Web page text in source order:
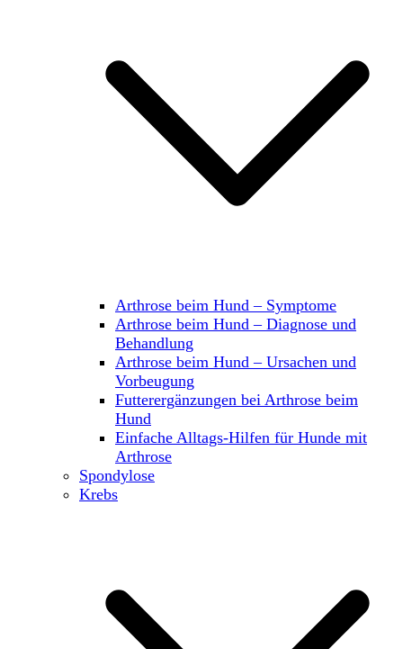
Arthrose beim Hund – Symptome
Arthrose beim Hund – Diagnose und
Behandlung
Arthrose beim Hund – Ursachen und
Vorbeugung
Futterergänzungen bei Arthrose beim
Hund
Einfache Alltags-Hilfen für Hunde mit
Arthrose
Spondylose
Krebs